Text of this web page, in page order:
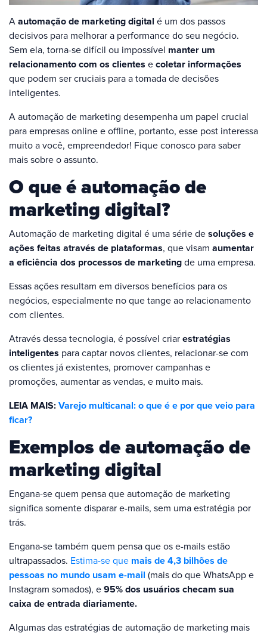
A automação de marketing digital é um dos passos
decisivos para melhorar a performance do seu negócio.
Sem ela, torna-se difícil ou impossível manter um
relacionamento com os clientes e coletar informações
que podem ser cruciais para a tomada de decisões
inteligentes.
A automação de marketing desempenha um papel crucial
para empresas online e offline, portanto, esse post interessa
muito a você, empreendedor! Fique conosco para saber
mais sobre o assunto.
O que é automação de
marketing digital?
Automação de marketing digital é uma série de soluções e
ações feitas através de plataformas, que visam aumentar
a eficiência dos processos de marketing de uma empresa.
Essas ações resultam em diversos benefícios para os
negócios, especialmente no que tange ao relacionamento
com clientes.
Através dessa tecnologia, é possível criar estratégias
inteligentes para captar novos clientes, relacionar-se com
os clientes já existentes, promover campanhas e
promoções, aumentar as vendas, e muito mais.
LEIA MAIS: Varejo multicanal: o que é e por que veio para
ficar?
Exemplos de automação de
marketing digital
Engana-se quem pensa que automação de marketing
significa somente disparar e-mails, sem uma estratégia por
trás.
Engana-se também quem pensa que os e-mails estão
ultrapassados. Estima-se que mais de 4,3 bilhões de
pessoas no mundo usam e-mail (mais do que WhatsApp e
Instagram somados), e 95% dos usuários checam sua
caixa de entrada diariamente.
Algumas das estratégias de automação de marketing mais